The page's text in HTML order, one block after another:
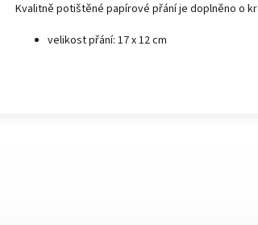
Kvalitně potištěné papírové přání je doplněno o
velikost přání: 17 x 12 cm